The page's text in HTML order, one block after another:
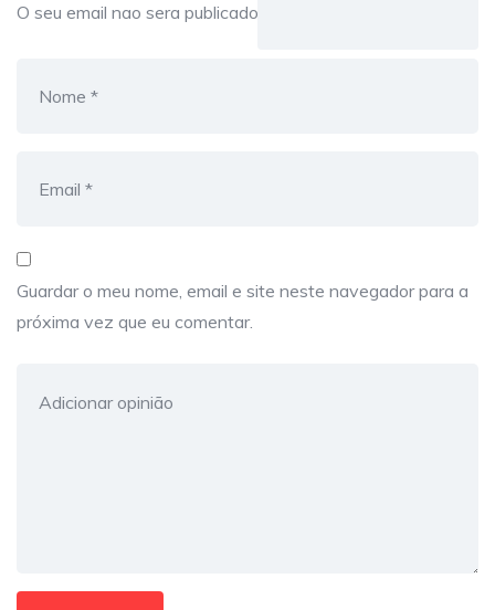
O seu email nao sera publicado.
Guardar o meu nome, email e site neste navegador para a
próxima vez que eu comentar.